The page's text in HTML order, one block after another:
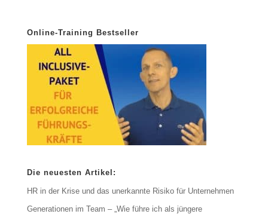
Online-Training Bestseller
Die neuesten Artikel:
HR in der Krise und das unerkannte Risiko für Unternehmen
Generationen im Team – „Wie führe ich als jüngere